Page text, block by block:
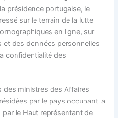
présidence portugaise, le
sur le terrain de la lutte
en ligne, sur
et des données personnelles
confidentialité des
des ministres des Affaires
par le pays occupant la
le Haut représentant de